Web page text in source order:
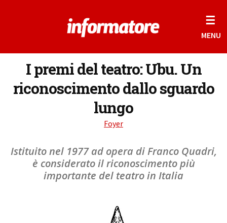
☰
MENU
I premi del teatro: Ubu. Un
riconoscimento dallo sguardo
lungo
Foyer
Istituito nel 1977 ad opera di Franco Quadri,
è considerato il riconoscimento più
importante del teatro in Italia